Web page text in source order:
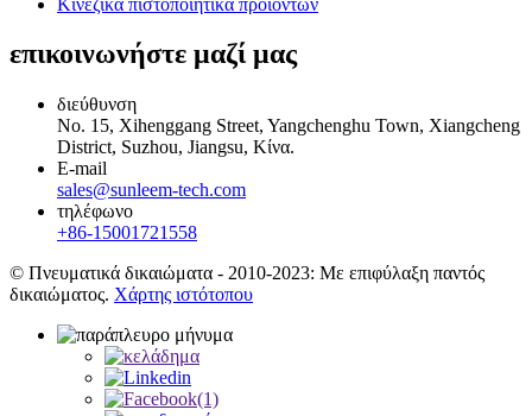
επικοινωνήστε μαζί μας
διεύθυνση
No. 15, Xihenggang Street, Yangchenghu Town, Xiangcheng
District, Suzhou, Jiangsu, Κίνα.
E-mail
sales@sunleem-tech.com
τηλέφωνο
+86-15001721558
© Πνευματικά δικαιώματα - 2010-2023: Με επιφύλαξη παντός
δικαιώματος. Χάρτης ιστότοπου